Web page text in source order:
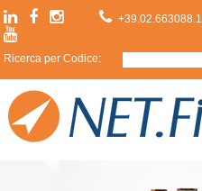
+39.02.663088.1
Ricerca per Codice: